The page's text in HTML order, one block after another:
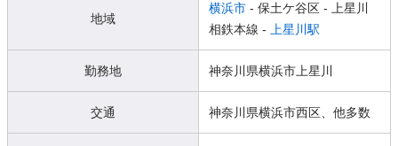
地域
横浜市 - 保土ケ谷区 - 上星川
相鉄本線 -
上星川駅
勤務地 神奈川県横浜市上星川
交通 神奈川県横浜市西区、他多数